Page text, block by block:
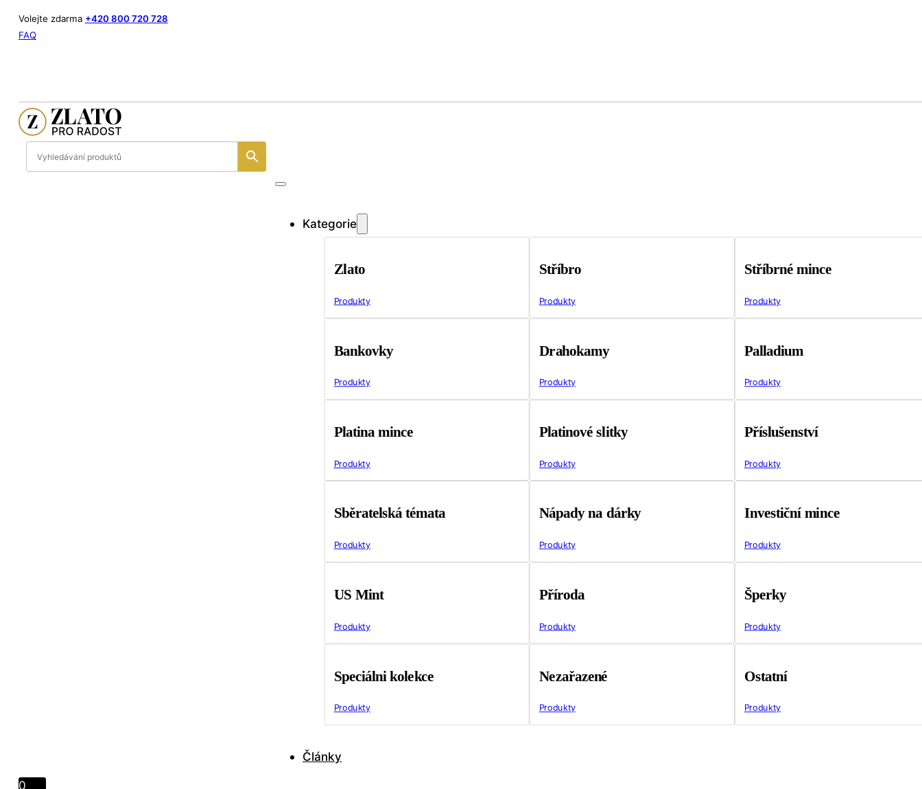
Volejte zdarma +420 800 720 728
FAQ
Kategorie
Zlato
Produkty
Stříbro
Produkty
Stříbrné mince
Produkty
Bankovky
Produkty
Drahokamy
Produkty
Palladium
Produkty
Platina mince
Produkty
Platinové slitky
Produkty
Příslušenství
Produkty
Sběratelská témata
Produkty
Nápady na dárky
Produkty
Investiční mince
Produkty
US Mint
Produkty
Příroda
Produkty
Šperky
Produkty
Speciálni kolekce
Produkty
Nezařazené
Produkty
Ostatní
Produkty
Články
0